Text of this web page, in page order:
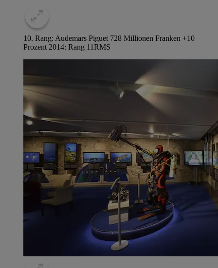
10. Rang: Audemars Piguet 728 Millionen Franken +10
Prozent 2014: Rang 11RMS